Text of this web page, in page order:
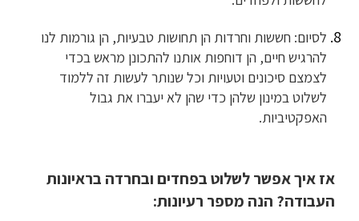
לסיום: חששות וחרדות הן תחושות טבעיות, הן גורמות לנו
להרגיש חיים, הן דוחפות אותנו להתכונן מראש בכדי
לצמצם סיכונים וטעויות וכל שנותר לעשות זה ללמוד
לשלוט במינון שלהן כדי שהן לא יעברו את גבול
האפקטיביות.
אז איך אפשר לשלוט בפחדים ובחרדה בראיונות
העבודה? הנה מספר רעיונות: